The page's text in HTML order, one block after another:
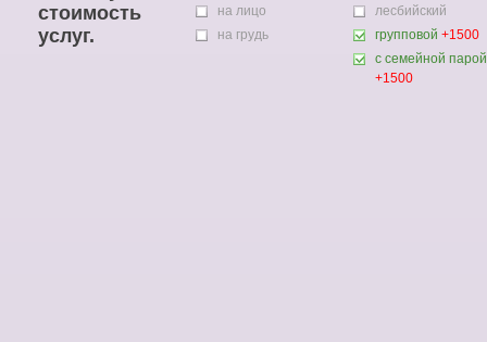
стоимость
услуг.
на лицо
на грудь
лесбийский
групповой +1500
с семейной парой
+1500